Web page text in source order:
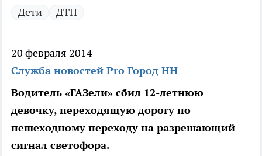
Дети ДТП
20 февраля 2014
Служба новостей Pro Город НН
Водитель «ГАЗели» сбил 12-летнюю
девочку, переходящую дорогу по
пешеходному переходу на разрешающий
сигнал светофора.